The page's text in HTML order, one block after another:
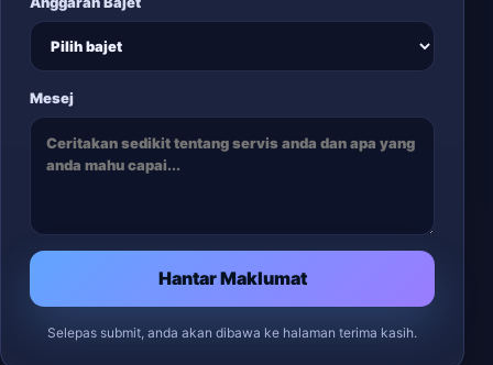
Mesej
Hantar Maklumat
Selepas submit, anda akan dibawa ke halaman terima kasih.